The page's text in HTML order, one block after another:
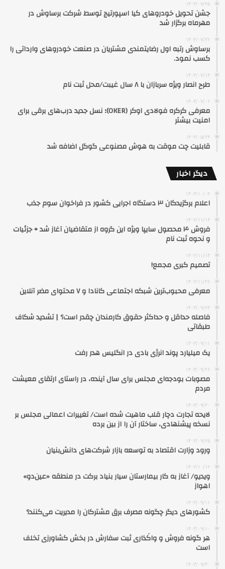
۱۴۰۴/۰۷/۲۵
جشن تحویل خودروهای کیا اسپورتیج توسط شرکت برساوش در
مهرماه برگزار شد
۱۴۰۴/۰۷/۲۲
برساوش رتبه اول رضایتمندی مشتریان در صنعت خودروهای وارداتی را
کسب نمود.
۱۴۰۴/۰۷/۱۴
طرح انصار ویژه سربازان با ۸ سال غیبت/محل ثبت نام
۱۴۰۴/۰۷/۰۶
معرفی کرکره فولادی اوکر (OKER)؛ نسل جدید درب‌های برقی برای
امنیت بیشتر
۱۴۰۴/۰۵/۲۳
قابلیت چت موقت به هوش مصنوعی گوگل اضافه شد
دیگر اخبار
۱۴۰۳/۱۰/۰۲
اعلام برگزیدگان ۳ دستگاه اجرایی کشور در فراخوان سوم جذب
۱۴۰۲/۱۱/۱۴
فروش ۴ محصول سایپا ویژه این گروه از متقاضیان آغاز شد + جزئیات
و نحوه ثبت نام
۱۴۰۲/۱۱/۱۳
تصمیم کبری مجمع!
۱۴۰۲/۱۱/۲۶
معرفی محبوب‌ترین شبکه اجتماعی کانادا و ۷ محتوای مضر آنلاین
۱۴۰۳/۰۹/۲۳
فاصله حداقل‌ و حداکثر حقوق کارمندان چقدر است؟ | تشدید شکاف
طبقاتی
۱۴۰۳/۰۹/۱۱
یک میلیارد پوند انرژی بادی در انگلیس هدر رفت
۱۴۰۳/۰۹/۲۶
مصوبات بودجه‌ای مجلس برای سال آینده، در راستای ارتقای معیشت
مردم
۱۴۰۳/۰۹/۲۰
لایحه تجارت دچار قلب ماهیت شده است/ تغییرات اعمالی مجلس بر
نسخه پیشنهادی، ساختار آن را از بین برده
۱۴۰۳/۰۹/۲۵
ورود وزارت اقتصاد به توسعه بازار شرکت‌های دانش‌بنیان
۱۴۰۲/۱۰/۱۲
ویدیو/ آغاز به کار بیمارستان سیار بنیاد برکت در منطقه «عین‌دو»
اهواز
۱۴۰۳/۰۹/۱۱
کشورهای دیگر چگونه مصرف برق مشترکان را مدیریت می‌کنند؟
۱۴۰۳/۰۹/۱۰
هر گونه فروش و واکَذاری ثبت سفارش در بخش کشاورزی تخلف
است
۱۴۰۳/۰۹/۳۰